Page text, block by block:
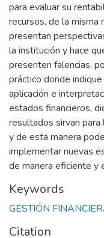
para evaluar su
recursos, de la misma
presentan
la institución y hace
presenten falencias,
práctico donde indique
aplicación e
estados financieros,
resultados sirvan
y de esta manera
implementar nuevas
de manera eficiente y
Keywords
GESTIÓN
Citation